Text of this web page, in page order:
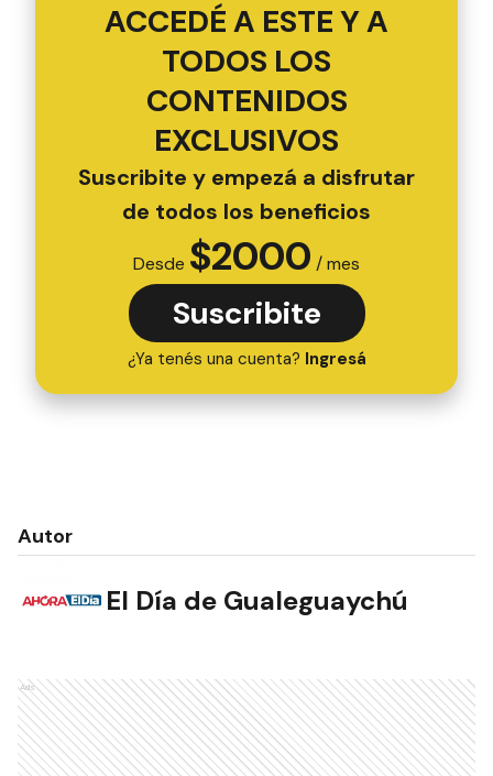
ACCEDÉ A ESTE Y A
TODOS LOS
CONTENIDOS
EXCLUSIVOS
Suscribite y empezá a disfrutar
de todos los beneficios
Desde $2000 / mes
Suscribite
¿Ya tenés una cuenta? Ingresá
Autor
El Día de Gualeguaychú
Ads